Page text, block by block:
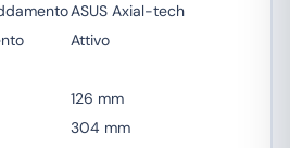
ASUS Axial-tech
Attivo
126 mm
304 mm